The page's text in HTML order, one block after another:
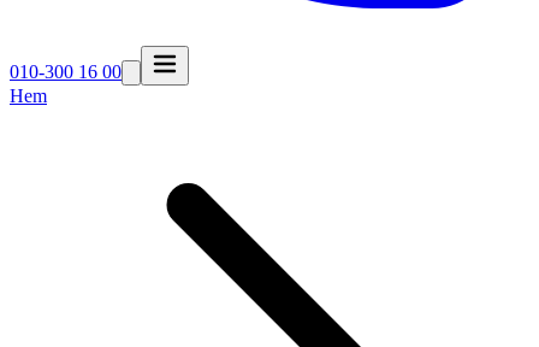
010-300 16 00
Hem